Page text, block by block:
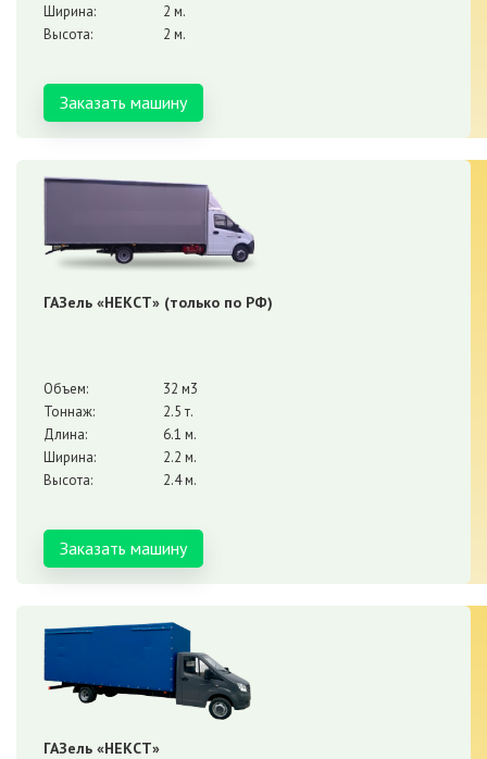
Ширина:
2 м.
Высота:
2 м.
Заказать машину
ГАЗель «НЕКСТ» (только по РФ)
Объем:
32 м3
Тоннаж:
2.5 т.
Длина:
6.1 м.
Ширина:
2.2 м.
Высота:
2.4 м.
Заказать машину
ГАЗель «НЕКСТ»